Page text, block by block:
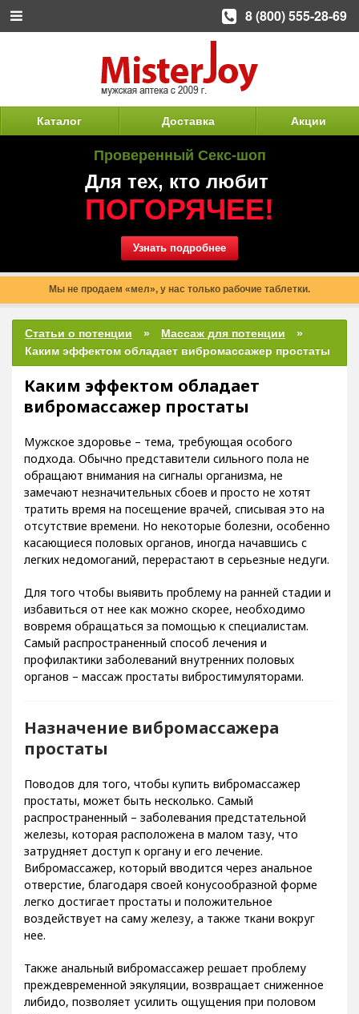
Каталог Доставка Акции
Проверенный Секс-шоп
Для тех, кто любит
ПОГОРЯЧЕЕ!
Узнать подробнее
Мы не продаем «мел», у нас только рабочие таблетки.
Статьи о потенции
Массаж для потенции
Каким эффектом обладает вибромассажер простаты
Каким эффектом обладает
вибромассажер простаты
Мужское здоровье – тема, требующая особого
подхода. Обычно представители сильного пола не
обращают внимания на сигналы организма, не
замечают незначительных сбоев и просто не хотят
тратить время на посещение врачей, списывая это на
отсутствие времени. Но некоторые болезни, особенно
касающиеся половых органов, иногда начавшись с
легких недомоганий, перерастают в серьезные недуги.
Для того чтобы выявить проблему на ранней стадии и
избавиться от нее как можно скорее, необходимо
вовремя обращаться за помощью к специалистам.
Самый распространенный способ лечения и
профилактики заболеваний внутренних половых
органов – массаж простаты вибростимуляторами.
Назначение вибромассажера
простаты
Поводов для того, чтобы купить вибромассажер
простаты, может быть несколько. Самый
распространенный – заболевания предстательной
железы, которая расположена в малом тазу, что
затрудняет доступ к органу и его лечение.
Вибромассажер, который вводится через анальное
отверстие, благодаря своей конусообразной форме
легко достигает простаты и положительное
воздействует на саму железу, а также ткани вокруг
нее.
Также анальный вибромассажер решает проблему
преждевременной эякуляции, возвращает сниженное
либидо, позволяет усилить ощущения при половом
8 (800) 555-28-69